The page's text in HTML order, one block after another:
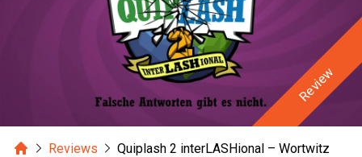
Review
HomeReviews
Quiplash 2 interLASHional – Wortwitz